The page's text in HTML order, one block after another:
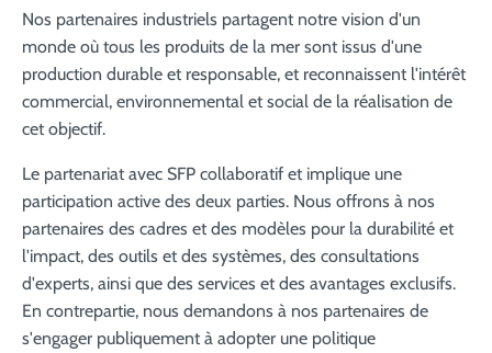
Nos partenaires industriels partagent notre vision d'un
monde où tous les produits de la mer sont issus d'une
production durable et responsable, et reconnaissent l'intérêt
commercial, environnemental et social de la réalisation de
cet objectif.
Le partenariat avec SFP collaboratif et implique une
participation active des deux parties. Nous offrons à nos
partenaires des cadres et des modèles pour la durabilité et
l'impact, des outils et des systèmes, des consultations
d'experts, ainsi que des services et des avantages exclusifs.
En contrepartie, nous demandons à nos partenaires de
s'engager publiquement à adopter une politique